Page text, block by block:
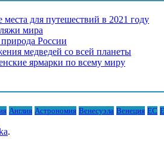
для путешествий в 2021 году
мира
России
медведей со всей планеты
ярмарки по всему миру
Англия Астрономия Венесуэла Венеция ЕС
.